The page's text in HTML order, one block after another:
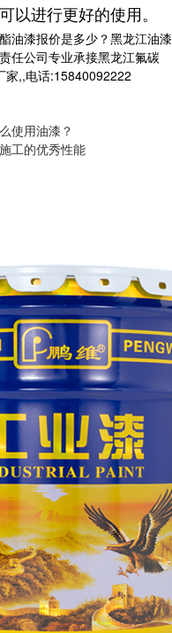
以进行更好的使用。
油漆报价是多少？黑龙江油漆
任公司专业承接黑龙江氟碳
家,,电话:15840092222
使用油漆？
工的优秀性能